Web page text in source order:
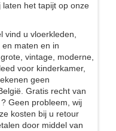
het tapijt op onze
vind u vloerkleden,
maten en in
vintage, moderne,
voor kinderkamer,
geen
Gratis recht van
Geen probleem, wij
kosten bij u retour
door middel van